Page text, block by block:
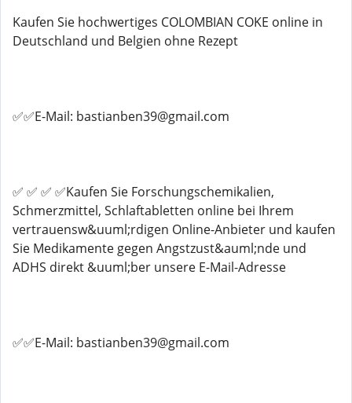
Kaufen Sie hochwertiges COLOMBIAN COKE online in
Deutschland und Belgien ohne Rezept
✅✅E-Mail: bastianben39@gmail.com
✅ ✅ ✅ ✅Kaufen Sie Forschungschemikalien,
Schmerzmittel, Schlaftabletten online bei Ihrem
vertrauensw&uuml;rdigen Online-Anbieter und kaufen
Sie Medikamente gegen Angstzust&auml;nde und
ADHS direkt &uuml;ber unsere E-Mail-Adresse
✅✅E-Mail: bastianben39@gmail.com